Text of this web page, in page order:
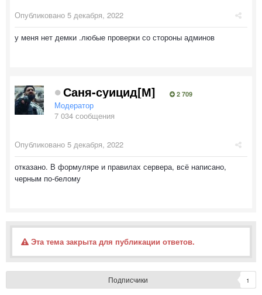
Опубликовано 5 декабря, 2022
у меня нет демки .любые проверки со стороны админов
Саня-суицид[М] 2 709
Модератор
7 034 сообщения
Опубликовано 5 декабря, 2022
отказано. В формуляре и правилах сервера, всё написано,
черным по-белому
Эта тема закрыта для публикации ответов.
Подписчики 1